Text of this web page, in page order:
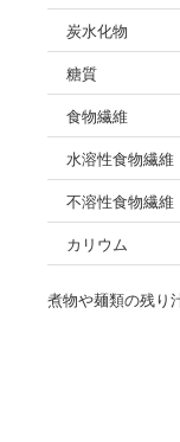
炭水化物
糖質
食物繊維
水溶性食物繊維
不溶性食物繊維
カリウム
煮物や麺類の残り